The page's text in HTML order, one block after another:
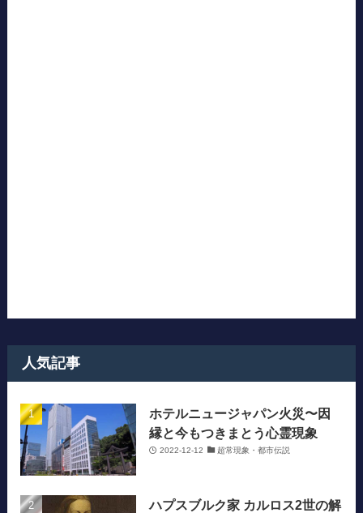
人気記事
ホテルニュージャパン火災〜因
縁と今もつきまとう心霊現象
2022-12-12 超常現象・都市伝説
ハプスブルク家 カルロス2世の解